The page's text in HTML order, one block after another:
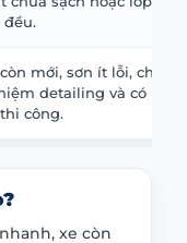
đều.
mới, sơn ít lỗi, chủ
detailing và có
công.
xe còn